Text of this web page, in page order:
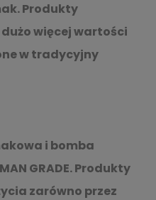
Produkty
więcej wartości
w tradycyjny
i bomba
GRADE. Produkty
zarówno przez